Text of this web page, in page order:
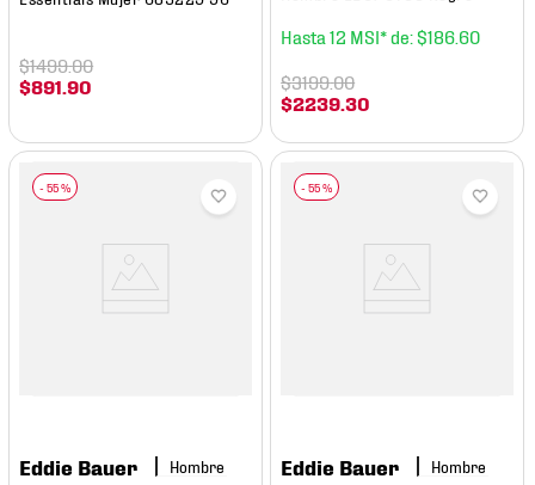
$891 .90
$1499.00
12 $186 60
$2239 .30
$3199.00
- 55 %
Eddie Bauer Hombre
- 55 %
Eddie Bauer Hombre